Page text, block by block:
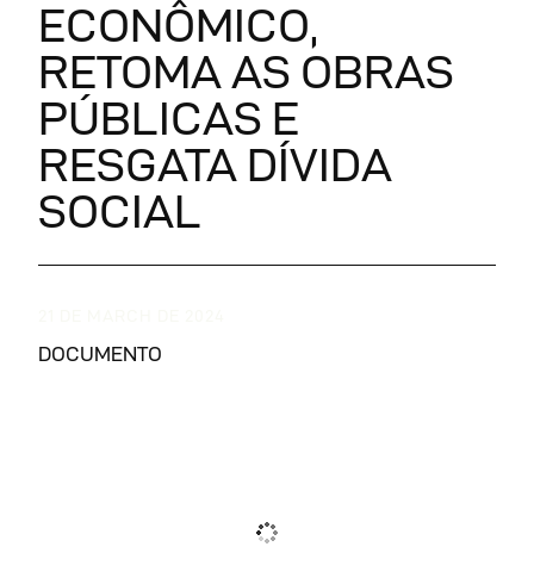
ECONÔMICO,
RETOMA AS OBRAS
PÚBLICAS E
RESGATA DÍVIDA
SOCIAL
DOCUMENTO